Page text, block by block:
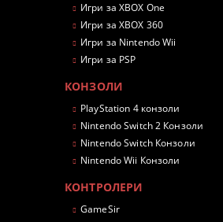
Игри за XBOX One
Игри за XBOX 360
Игри за Nintendo Wii
Игри за PSP
КОНЗОЛИ
PlayStation 4 конзоли
Nintendo Switch 2 Конзоли
Nintendo Switch Конзоли
Nintendo Wii Конзоли
КОНТРОЛЕРИ
GameSir